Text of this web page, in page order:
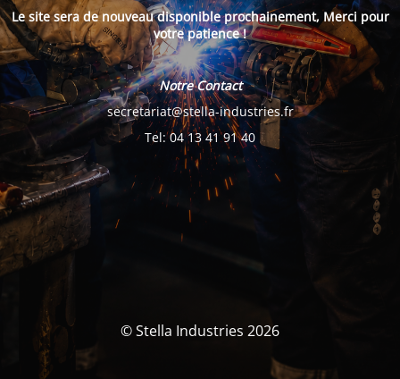
Le site sera de nouveau disponible prochainement, Merci pour
votre patience !
Notre Contact
secretariat@stella-industries.fr
Tel: 04 13 41 91 40
© Stella Industries 2026